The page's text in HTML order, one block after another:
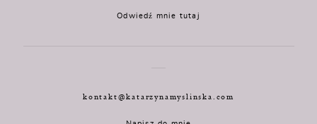
Odwiedź mnie tutaj
kontakt@katarzynamyslinska.com